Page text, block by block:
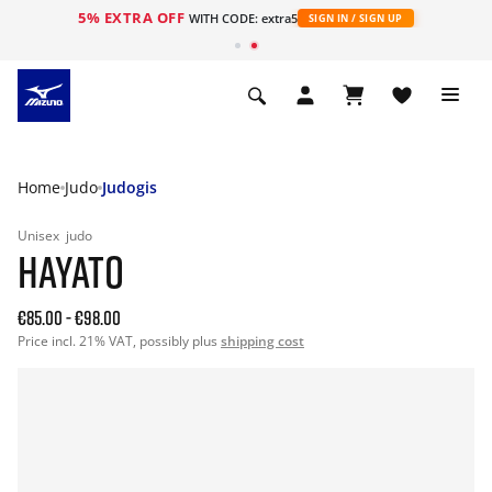
5% EXTRA OFF WITH CODE: extra5 SIGN IN / SIGN UP
Home Judo Judogis
Unisex judo
HAYATO
€85.00-€98.00
Price incl. 21% VAT, possibly plus shipping cost